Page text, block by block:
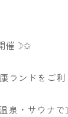
催☽✩
ランドをご利
泉・サウナで1